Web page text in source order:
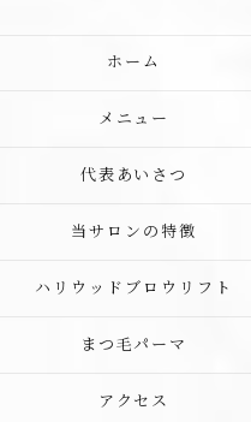
ホーム
メニュー
代表あいさつ
当サロンの特徴
ハリウッドブロウリフト
まつ毛パーマ
アクセス